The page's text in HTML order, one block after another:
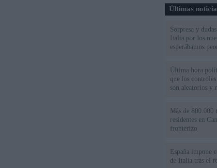
Últimas
Sorpresa y
Italia por los
esperábamos
Última hora
que los
son aleatorios y
Más de 800.000
residentes en
fronterizo
España impone
de Italia tras el